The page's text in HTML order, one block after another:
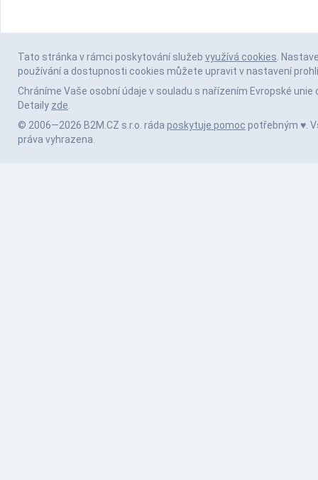
Tato stránka v rámci poskytování služeb využívá cookies.
používání a dostupnosti cookies můžete upravit v nastavení
Chráníme Vaše osobní údaje v souladu s nařízením Evropské unie
Detaily zde.
© 2006—2026 B2M.CZ s.r.o. ráda poskytuje pomoc potřebným ♥️.
práva vyhrazena.